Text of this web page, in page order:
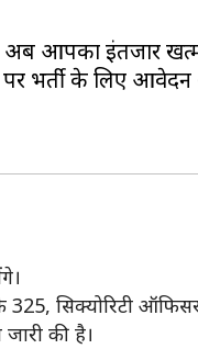
अब आपका इंतजार
पर भर्ती के लिए
के 325, सिक्योरिटी
की है।